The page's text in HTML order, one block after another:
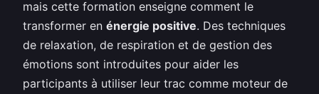
mais cette formation enseigne comment le
transformer en énergie positive. Des techniques
de relaxation, de respiration et de gestion des
émotions sont introduites pour aider les
participants à utiliser leur trac comme moteur de